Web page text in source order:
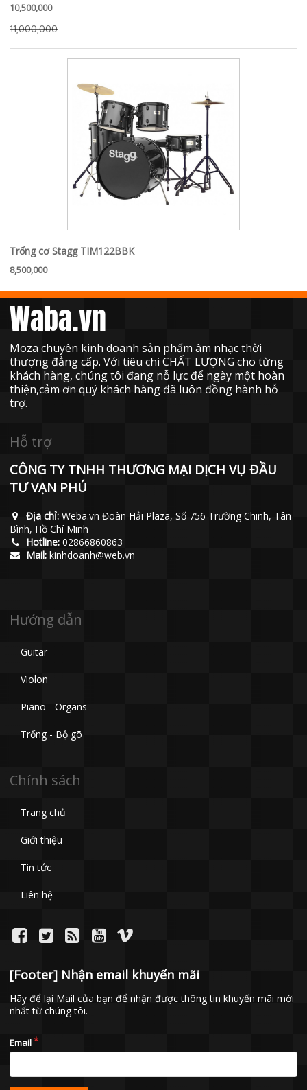
10,500,000
11,000,000
Trống cơ Stagg TIM122BBK
8,500,000
Waba.vn
Moza chuyên kinh doanh sản phẩm âm nhạc thời
thượng đẳng cấp. Với tiêu chi CHẤT LƯỢNG cho từng
khách hàng, chúng tôi đang nỗ lực để ngày một hoàn
thiện,cảm ơn quý khách hàng đã luôn đồng hành hỗ
trợ.
Hỗ trợ
CÔNG TY TNHH THƯƠNG MẠI DỊCH VỤ ĐẦU
TƯ VẠN PHÚ
Địa chỉ:Weba.vn Đoàn Hải Plaza, Số 756 Trường Chinh, Tân
Bình, Hồ Chí Minh
Hotline: 02866860863
Mail: kinhdoanh@web.vn
Hướng dẫn
Guitar
Violon
Piano - Organs
Trống - Bộ gõ
Chính sách
Trang chủ
Giới thiệu
Tin tức
Liên hệ
[Footer] Nhận email khuyến mãi
Hãy để lại Mail của bạn để nhận được thông tin khuyến mãi mới
nhất từ chúng tôi.
Email